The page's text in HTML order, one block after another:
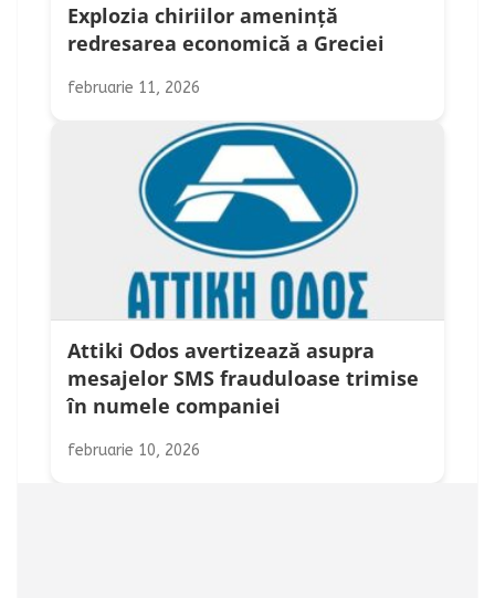
Explozia chiriilor amenință
redresarea economică a Greciei
februarie 11, 2026
Attiki Odos avertizează asupra
mesajelor SMS frauduloase trimise
în numele companiei
februarie 10, 2026